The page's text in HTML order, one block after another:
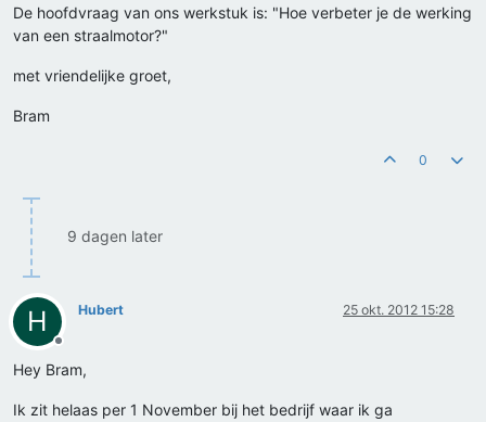
De hoofdvraag van ons werkstuk is: "Hoe verbeter je de werking
van een straalmotor?"
met vriendelijke groet,
Bram
0
9 dagen later
H
Offline
Hubert 25 okt. 2012 15:28
Hey Bram,
Ik zit helaas per 1 November bij het bedrijf waar ik ga